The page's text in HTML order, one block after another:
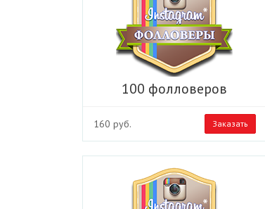
100 фолловеров
160 руб. Заказать